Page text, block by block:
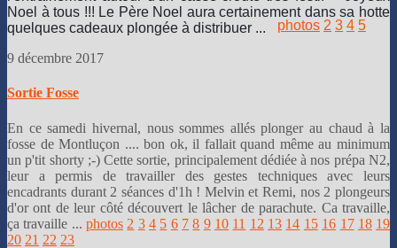
Noel à tous !!! Le Père Noel aura certainement dans sa hotte
quelques cadeaux plongée à distribuer ...
photos 2 3 4 5
9 décembre 2017
Sortie Fosse
En ce samedi hivernal, nous sommes allés plonger au chaud à la
fosse de Montluçon .... bon ok, il fallait quand même au minimum
un p'tit shorty ;-) Cette sortie, principalement dédiée à nos prépa N2,
leur a permis de travailler des gestes techniques avec leurs
encadrants durant 2 séances d'1h ! Melvin et Remi, nos 2 plongeurs
d'or ont de leur côté découvert le lâcher de parachute. Ca travaille,
ça travaille ... photos 2 3 4 5 6 7 8 9 10 11 12 13 14 15 16 17 18 19
20 21 22 23